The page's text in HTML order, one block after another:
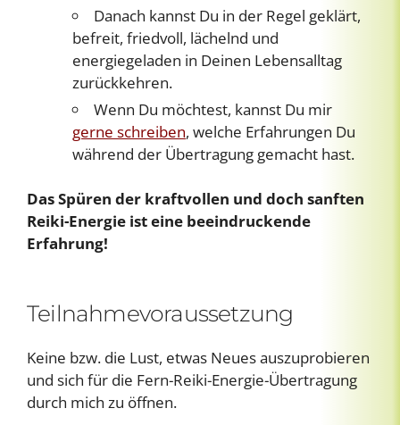
Danach kannst Du in der Regel geklärt,
befreit, friedvoll, lächelnd und
energiegeladen in Deinen Lebensalltag
zurückkehren.
Wenn Du möchtest, kannst Du mir
gerne schreiben, welche Erfahrungen Du
während der Übertragung gemacht hast.
Das Spüren der kraftvollen und doch sanften
Reiki-Energie ist eine beeindruckende
Erfahrung!
Teilnahmevoraussetzung
Keine bzw. die Lust, etwas Neues auszuprobieren
und sich für die Fern-Reiki-Energie-Übertragung
durch mich zu öffnen.